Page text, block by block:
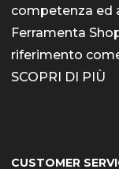
competenza ed
Ferramenta
riferimento
SCOPRI DI PIÙ
CUSTOMER